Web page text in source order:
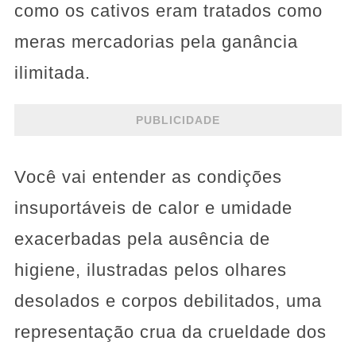
como os cativos eram tratados como
meras mercadorias pela ganância
ilimitada.
PUBLICIDADE
Você vai entender as condições
insuportáveis de calor e umidade
exacerbadas pela ausência de
higiene, ilustradas pelos olhares
desolados e corpos debilitados, uma
representação crua da crueldade dos